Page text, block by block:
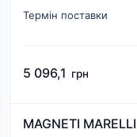
Термін поставки
5 096,1 грн
MAGNETI MARELLI